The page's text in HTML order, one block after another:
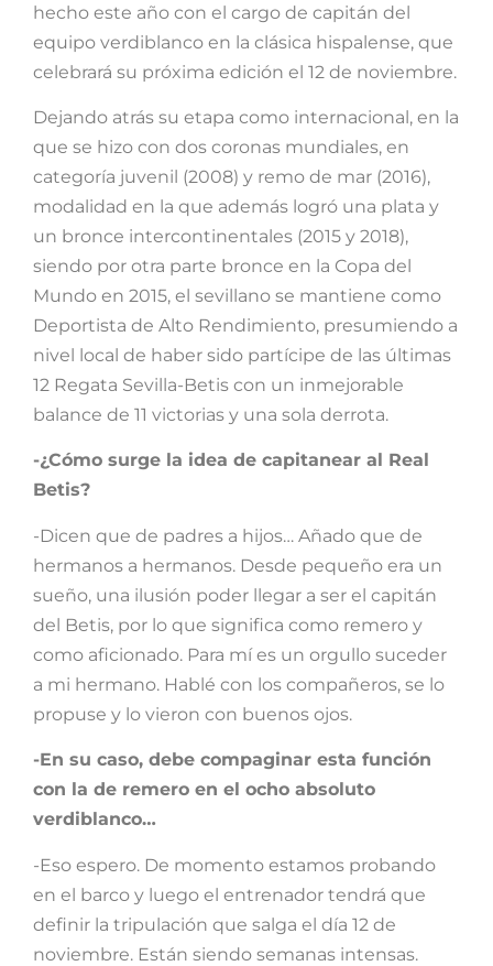
hecho este año con el cargo de capitán del
equipo verdiblanco en la clásica hispalense, que
celebrará su próxima edición el 12 de noviembre.
Dejando atrás su etapa como internacional, en la
que se hizo con dos coronas mundiales, en
categoría juvenil (2008) y remo de mar (2016),
modalidad en la que además logró una plata y
un bronce intercontinentales (2015 y 2018),
siendo por otra parte bronce en la Copa del
Mundo en 2015, el sevillano se mantiene como
Deportista de Alto Rendimiento, presumiendo a
nivel local de haber sido partícipe de las últimas
12 Regata Sevilla-Betis con un inmejorable
balance de 11 victorias y una sola derrota.
-¿Cómo surge la idea de capitanear al Real
Betis?
-Dicen que de padres a hijos… Añado que de
hermanos a hermanos. Desde pequeño era un
sueño, una ilusión poder llegar a ser el capitán
del Betis, por lo que significa como remero y
como aficionado. Para mí es un orgullo suceder
a mi hermano. Hablé con los compañeros, se lo
propuse y lo vieron con buenos ojos.
-En su caso, debe compaginar esta función
con la de remero en el ocho absoluto
verdiblanco…
-Eso espero. De momento estamos probando
en el barco y luego el entrenador tendrá que
definir la tripulación que salga el día 12 de
noviembre. Están siendo semanas intensas.